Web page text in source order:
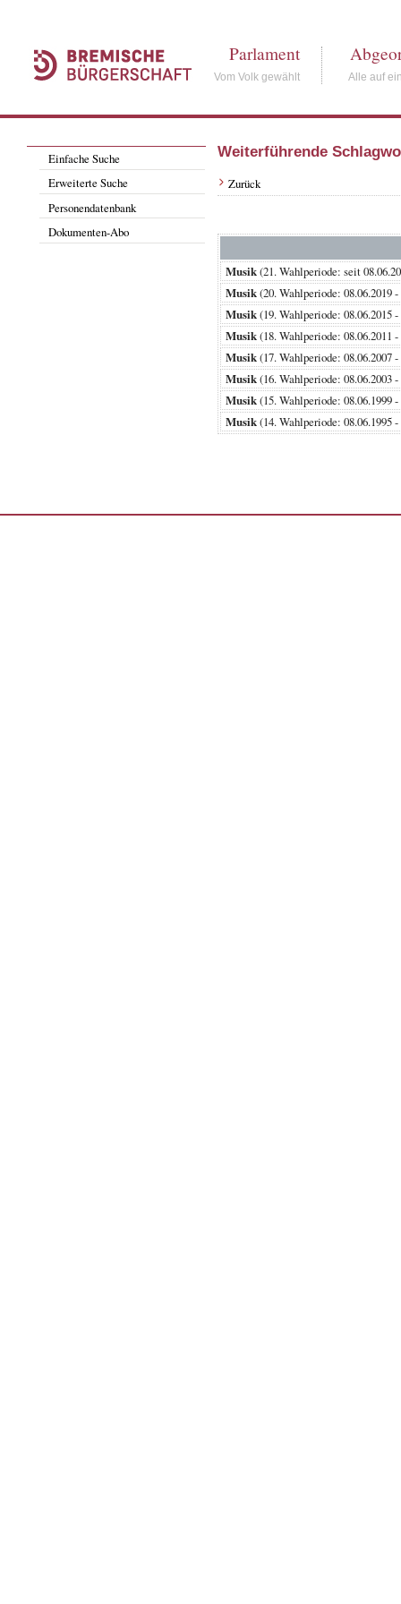
Parlament
Vom Volk gewählt Alle auf
Einfache Suche
Erweiterte Suche
Personendatenbank
Dokumenten-Abo
Weiterführende
Zurück
Musik(21. Wahlperiode: seit
Musik(20. Wahlperiode:
Musik(19. Wahlperiode:
Musik(18. Wahlperiode:
Musik(17. Wahlperiode:
Musik(16. Wahlperiode:
Musik(15. Wahlperiode:
Musik(14. Wahlperiode: